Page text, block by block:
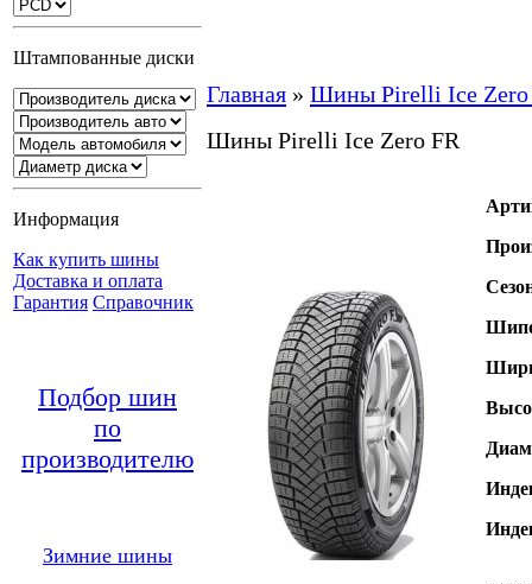
Штампованные диски
Информация
Как купить шины
Доставка и оплата
Гарантия Справочник
Подбор шин
по
производителю
Зимние шины
Главная » Шины Pirelli Ice Zero
Шины Pirelli Ice Zero FR